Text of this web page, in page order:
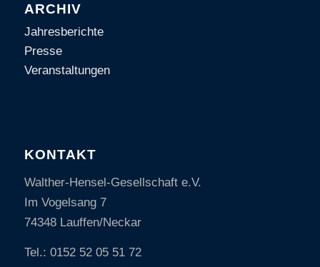
ARCHIV
Jahresberichte
Presse
Veranstaltungen
KONTAKT
Walther-Hensel-Gesellschaft e.V.
Im Vogelsang 7
74348 Lauffen/Neckar
Tel.: 0152 52 05 51 72